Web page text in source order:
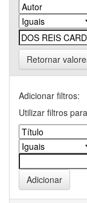
Retornar
Adicionar filtros:
Utilizar filtros